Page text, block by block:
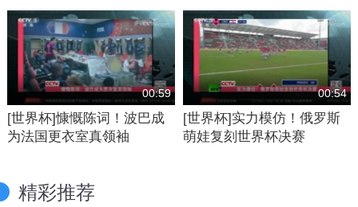
00:59
[世界杯]慷慨陈词！波巴成
为法国更衣室真领袖
00:54
[世界杯]实力模仿！俄罗斯
萌娃复刻世界杯决赛
精彩推荐